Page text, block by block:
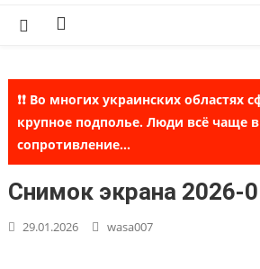
❗❗ Во многих украинских областях
крупное подполье. Люди всё чаще
сопротивление...
Снимок экрана 2026-
29.01.2026 wasa007